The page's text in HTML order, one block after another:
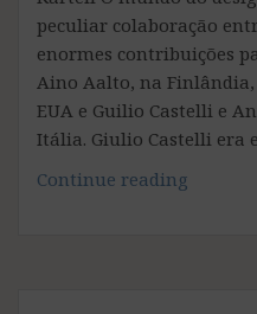
peculiar colaboração
enormes contribuições
Aino Aalto, na Finlândia,
EUA e Guilio Castelli e
Itália. Giulio Castelli era
Continue reading